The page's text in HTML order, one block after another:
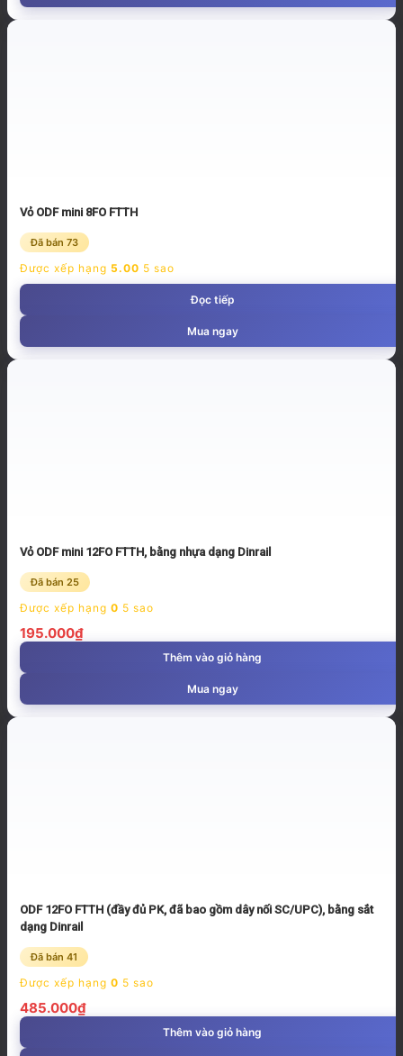
Vỏ ODF mini 8FO FTTH
Đã bán 73
Được xếp hạng 5.00 5 sao
Đọc tiếp
Mua ngay
Vỏ ODF mini 12FO FTTH, bằng nhựa dạng Dinrail
Đã bán 25
Được xếp hạng 0 5 sao
195.000₫
Thêm vào giỏ hàng
Mua ngay
ODF 12FO FTTH (đầy đủ PK, đã bao gồm dây nối SC/UPC), bằng sắt
dạng Dinrail
Đã bán 41
Được xếp hạng 0 5 sao
485.000₫
Thêm vào giỏ hàng